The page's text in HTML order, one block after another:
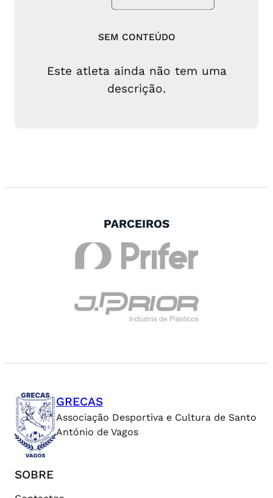
SEM CONTEÚDO
Este atleta ainda não tem uma
descrição.
PARCEIROS
GRECAS
Associação Desportiva e Cultura de Santo
António de Vagos
SOBRE